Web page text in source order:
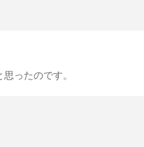
ったのです。